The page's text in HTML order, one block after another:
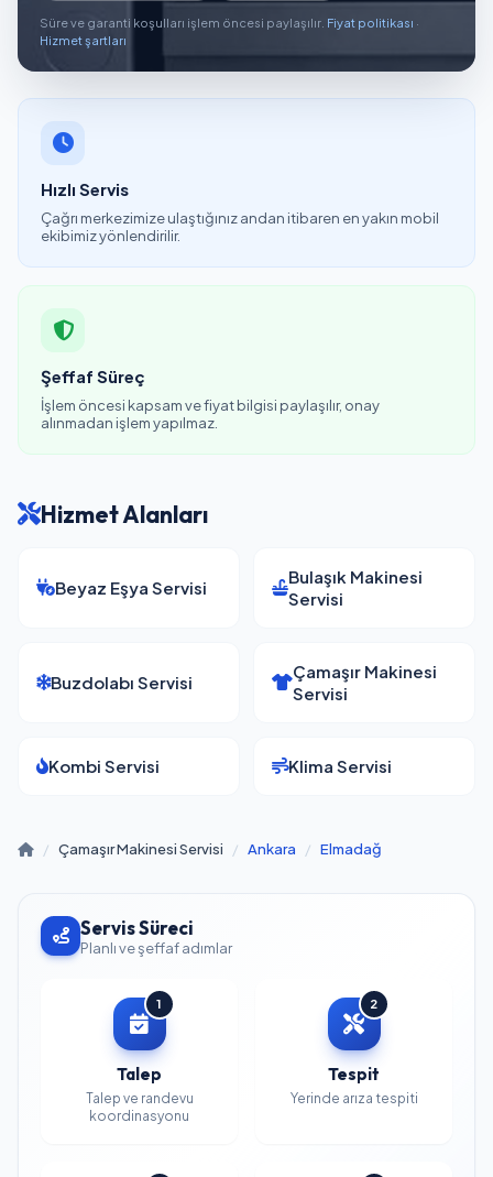
Süre ve garanti koşulları işlem öncesi paylaşılır. Fiyat politikası ·
Hizmet şartları
Hızlı Servis
Çağrı merkezimize ulaştığınız andan itibaren en yakın mobil
ekibimiz yönlendirilir.
Şeffaf Süreç
İşlem öncesi kapsam ve fiyat bilgisi paylaşılır, onay
alınmadan işlem yapılmaz.
Hizmet Alanları
Beyaz Eşya Servisi
Bulaşık Makinesi
Servisi
Buzdolabı Servisi
Çamaşır Makinesi
Servisi
Kombi Servisi Klima Servisi
/ Çamaşır Makinesi Servisi / Ankara / Elmadağ
Servis Süreci
Planlı ve şeffaf adımlar
1
Talep
Talep ve randevu
koordinasyonu
2
Tespit
Yerinde arıza tespiti